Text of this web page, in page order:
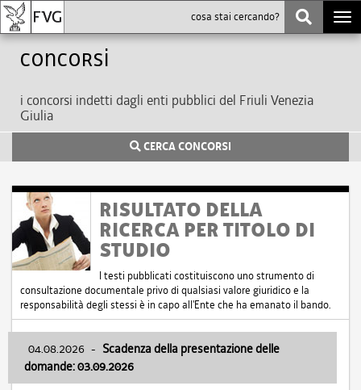
Concorsi
i concorsi indetti dagli enti pubblici del Friuli Venezia
Giulia
CERCA CONCORSI
RISULTATO DELLA
RICERCA PER TITOLO DI
STUDIO
I testi pubblicati costituiscono uno strumento di
consultazione documentale privo di qualsiasi valore giuridico e la
responsabilità degli stessi è in capo all'Ente che ha emanato il bando.
04.08.2026 - Scadenza della presentazione delle
domande: 03.09.2026